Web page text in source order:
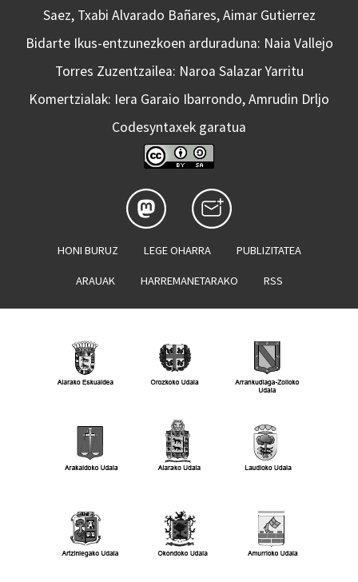
Saez, Txabi Alvarado Bañares, Aimar Gutierrez
Bidarte Ikus-entzunezkoen arduraduna: Naia Vallejo
Torres Zuzentzailea: Naroa Salazar Yarritu
Komertzialak: Iera Garaio Ibarrondo, Amrudin Drljo
Codesyntaxek garatua
HONI BURUZ LEGE OHARRA PUBLIZITATEA
ARAUAK HARREMANETARAKO RSS